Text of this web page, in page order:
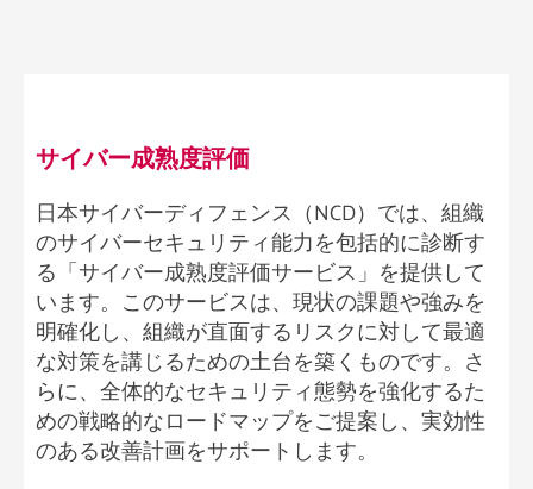
サイバー成熟度評価 ​
日本サイバーディフェンス（NCD）では、組織
のサイバーセキュリティ能力を包括的に診断す
る「サイバー成熟度評価サービス」を提供して
います。このサービスは、現状の課題や強みを
明確化し、組織が直面するリスクに対して最適
な対策を講じるための土台を築くものです。さ
らに、全体的なセキュリティ態勢を強化するた
めの戦略的なロードマップをご提案し、実効性
のある改善計画をサポートします。